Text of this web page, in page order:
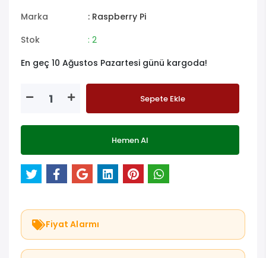
Marka
: Raspberry Pi
Stok
: 2
En geç 10 Ağustos Pazartesi günü kargoda!
Sepete Ekle
Hemen Al
Fiyat Alarmı